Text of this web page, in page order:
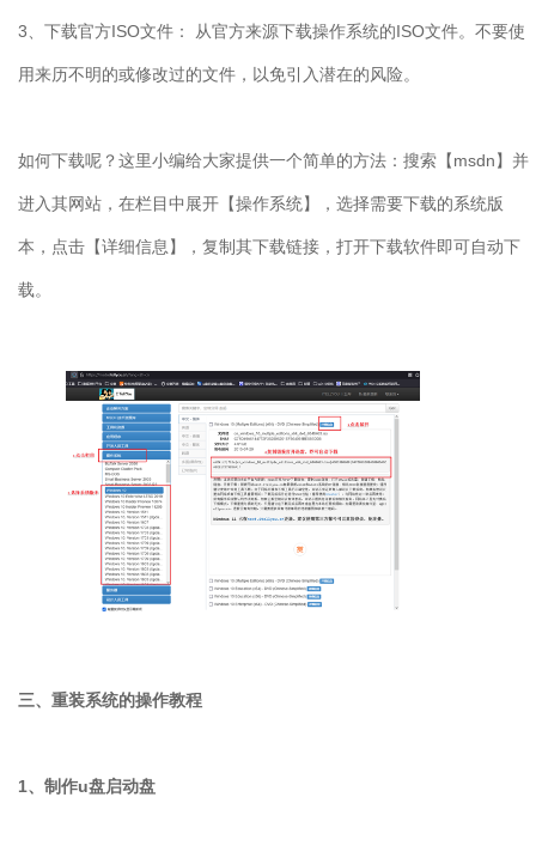
3 、下载官方ISO文件： 从官方来源下载操作系统的ISO文件。不要使
用来历不明的或修改过的文件，以免引入潜在的风险。
如何下载呢？这里小编给大家提供一个简单的方法：搜索【msdn】并
进入其网站，在栏目中展开【操作系统】，选择需要下载的系统版
本，点击【详细信息】，复制其下载链接，打开下载软件即可自动下
载。
三、重装系统的操作教程
1、制作u盘启动盘